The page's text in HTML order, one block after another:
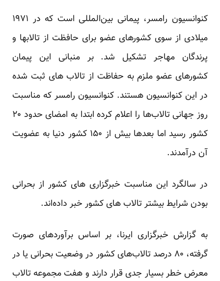
کنوانسیون رامسر، پیمانی بین‌المللی است که در ۱۹۷۱
میلادی از سوی کشورهای عضو برای حافظت از تالابها و
پرندگان مهاجر تشکیل شد. بر منبانی این پیمان
کشورهای عضو ملزم به حفاظت از تالاب های ثبت شده
در این کنوانسیون هستند. کنوانسیون رامسر که مناسبت
روز جهانی تالاب‌ها را اعلام کرده ابتدا به امضای حدود ۲۰
کشور رسید اما بعدها بیش از ۱۵۰ کشور دنیا به عضویت
آن درآمدند.
در سالگرد این مناسبت خبرگزاری های کشور از بحرانی
بودن شرایط بیشتر تالاب های کشور خبر داده‌اند.
به گزارش خبرگزاری ایرنا، بر اساس برآوردهای صورت
گرفته، ۸۰ درصد تالاب‌های کشور در وضعیت بحرانی یا در
معرض خطر بسیار جدی قرار دارند و هفت مجموعه تالاب